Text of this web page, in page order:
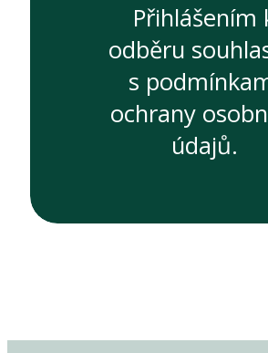
Přihlášením
odběru
s
ochrany
údajů.